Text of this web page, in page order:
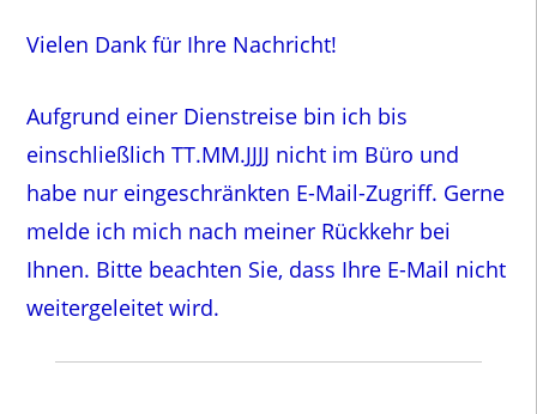
Vielen Dank für Ihre Nachricht!
Aufgrund einer Dienstreise bin ich bis
einschließlich TT.MM.JJJJ nicht im Büro und
habe nur eingeschränkten E-Mail-Zugriff. Gerne
melde ich mich nach meiner Rückkehr bei
Ihnen. Bitte beachten Sie, dass Ihre E-Mail nicht
weitergeleitet wird.